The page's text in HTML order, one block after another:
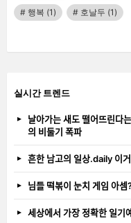
행복 (1) 호날두 (1)
실시간 트렌드
날아가는 새도
의 비둘기 폭파
흔한 남고의 일상.daily
님들 떡볶이 눈치 게임
세상에서 가장